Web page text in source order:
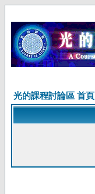
光的課程討論區 首頁